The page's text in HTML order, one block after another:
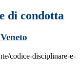
di condotta
codice-disciplinare-e-